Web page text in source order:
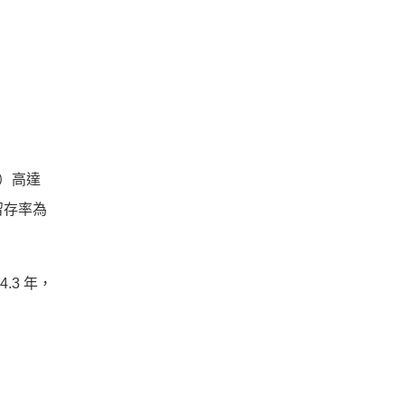
高達
率為
年，